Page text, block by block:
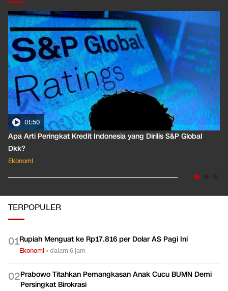
01:50
Apa Arti Peringkat Kredit Indonesia yang Dirilis S&P Global
Dkk?
Ekonomi
TERPOPULER
01Rupiah Menguat ke Rp17.816 per Dolar AS Pagi Ini
Ekonomi •dalam 6 jam
02Prabowo Titahkan Pemangkasan Anak Cucu BUMN Demi
Persingkat Birokrasi